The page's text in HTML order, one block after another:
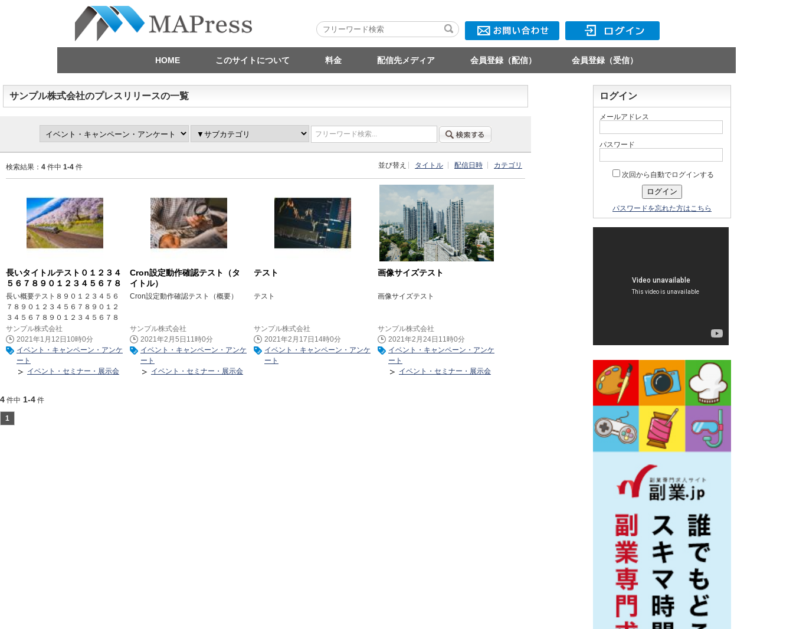
HOME このサイトについて 料金 配信先メディア 会員登録（配信） 会員登録（受信）
サンプル株式会社のプレスリリースの一覧
フリーワード検索...
検索結果： 4 件中 1-4 件 並び替え タイトル 配信日時 カテゴリ
長いタイトルテスト０１２３４
５６７８９０１２３４５６７８
９０１２３４５６７８９０１２
３４５６７８９０１２３４５６
７８９０１２３４５６７８９０
１２３４５６７８９０
長い概要テスト８９０１２３４５６
７８９０１２３４５６７８９０１２
３４５６７８９０１２３４５６７８
９０１２３４５６７８９０１２３４
５６７８９０１２３４５６７８９０
１２３４５６７８９０１２３４５６
７８９０１２３４５６７８９０１２
３４５６７８９０１２３４５６７８
サンプル株式会社
2021年1月12日10時0分
イベント・キャンペーン・アンケ
ート
イベント・セミナー・展示会
Cron設定動作確認テスト（タ
イトル）
Cron設定動作確認テスト（概要）
サンプル株式会社
2021年2月5日11時0分
イベント・キャンペーン・アンケ
ート
イベント・セミナー・展示会
テスト
テスト
サンプル株式会社
2021年2月17日14時0分
イベント・キャンペーン・アンケ
ート
画像サイズテスト
画像サイズテスト
サンプル株式会社
2021年2月24日11時0分
イベント・キャンペーン・アンケ
ート
イベント・セミナー・展示会
4 件中 1-4 件
1
ログイン
メールアドレス
パスワード
次回から自動でログインする
パスワードを忘れた方はこちら